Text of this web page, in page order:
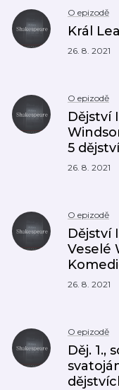
O epizodě
Král
26. 8. 2021
O epizodě
Dějství
5
26. 8. 2021
O epizodě
Dějství
Veselé
26. 8. 2021
O epizodě
Děj. 1.,